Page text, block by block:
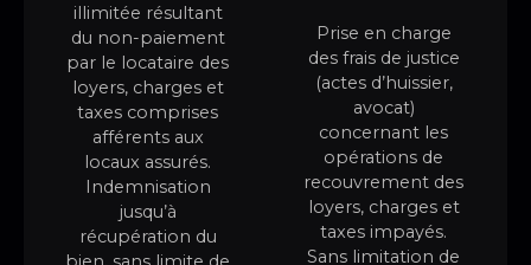
illimitée résultant
du non-paiement
par le locataire des
loyers, charges et
taxes comprises
afférents aux
locaux assurés.
Indemnisation
jusqu’à
récupération du
Prise en charge
des frais de justice
(actes d’huissier,
avocat)
concernant les
opérations de
recouvrement des
loyers, charges et
taxes impayés.
Sans limitation de